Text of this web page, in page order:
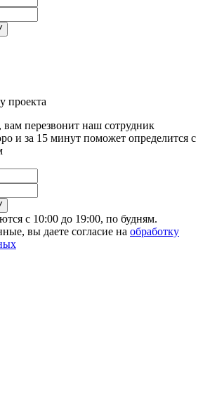
проекта
вам перезвонит наш сотрудник
и за 15 минут поможет определится с
с 10:00 до 19:00, по будням.
вы даете согласие на обработку